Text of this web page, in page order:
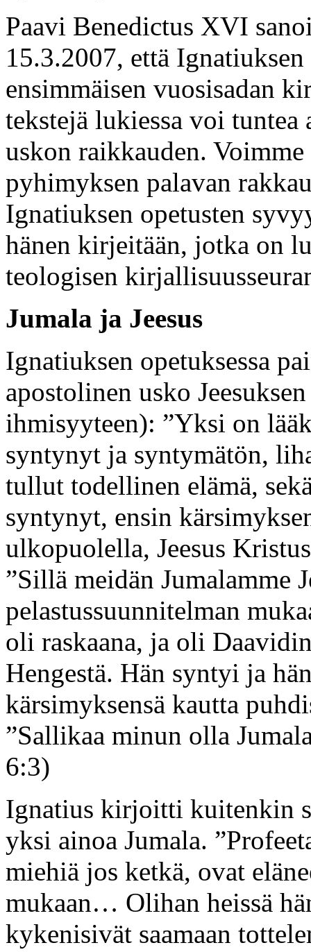
Paavi Benedictus XVI
15.3.2007, että
ensimmäisen vuosisadan
tekstejä lukiessa voi
uskon raikkauden.
pyhimyksen palavan
Ignatiuksen opetusten
hänen kirjeitään, jotka on
teologisen
Jumala ja Jeesus
Ignatiuksen opetuksessa
apostolinen usko
ihmisyyteen): ”Yksi on
syntynyt ja syntymätön,
tullut todellinen elämä,
syntynyt, ensin
ulkopuolella, Jeesus
”Sillä meidän Jumalamme
pelastussuunnitelman
oli raskaana, ja oli
Hengestä. Hän syntyi ja
kärsimyksensä kautta
”Sallikaa minun olla
6:3)
Ignatius kirjoitti kuitenkin
yksi ainoa Jumala.
miehiä jos ketkä, ovat
mukaan… Olihan heissä
kykenisivät saamaan